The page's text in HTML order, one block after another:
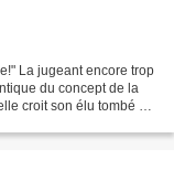
La jugeant encore trop
du concept de la
croit son élu tombé au